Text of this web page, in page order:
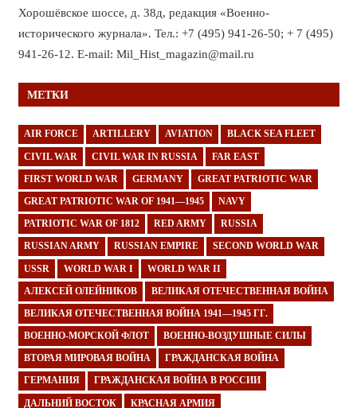
Хорошёвское шоссе, д. 38д, редакция «Военно-
исторического журнала». Тел.: +7 (495) 941-26-50; + 7 (495)
941-26-12. E-mail: Mil_Hist_magazin@mail.ru
МЕТКИ
AIR FORCE ARTILLERY AVIATION BLACK SEA FLEET
CIVIL WAR CIVIL WAR IN RUSSIA FAR EAST
FIRST WORLD WAR GERMANY GREAT PATRIOTIC WAR
GREAT PATRIOTIC WAR OF 1941—1945 NAVY
PATRIOTIC WAR OF 1812 RED ARMY RUSSIA
RUSSIAN ARMY RUSSIAN EMPIRE SECOND WORLD WAR
USSR WORLD WAR I WORLD WAR II
АЛЕКСЕЙ ОЛЕЙНИКОВ ВЕЛИКАЯ ОТЕЧЕСТВЕННАЯ ВОЙНА
ВЕЛИКАЯ ОТЕЧЕСТВЕННАЯ ВОЙНА 1941—1945 ГГ.
ВОЕННО-МОРСКОЙ ФЛОТ ВОЕННО-ВОЗДУШНЫЕ СИЛЫ
ВТОРАЯ МИРОВАЯ ВОЙНА ГРАЖДАНСКАЯ ВОЙНА
ГЕРМАНИЯ ГРАЖДАНСКАЯ ВОЙНА В РОССИИ
ДАЛЬНИЙ ВОСТОК КРАСНАЯ АРМИЯ